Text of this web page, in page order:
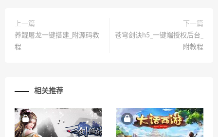
上一篇
养鲲屠龙一键搭建_附源码教
程
下一篇
苍穹剑诀h5_一键端授权后台_
附教程
相关推荐